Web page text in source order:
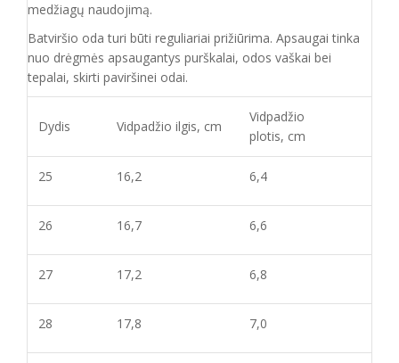
medžiagų naudojimą.
Batviršio oda turi būti reguliariai prižiūrima. Apsaugai tinka
nuo drėgmės apsaugantys purškalai, odos vaškai bei
tepalai, skirti paviršinei odai.
Dydis Vidpadžio ilgis, cm
Vidpadžio
plotis, cm
25 16,2 6,4
26 16,7 6,6
27 17,2 6,8
28 17,8 7,0